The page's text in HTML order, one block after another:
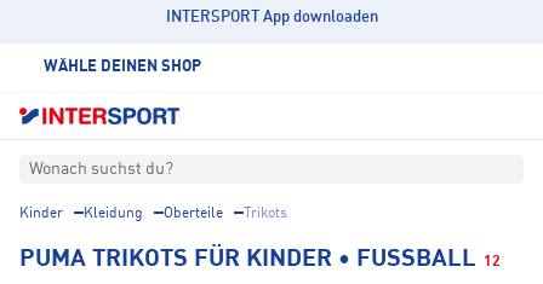
INTERSPORT App downloaden
WÄHLE DEINEN SHOP
Wonach suchst du?
Kinder Kleidung Oberteile Trikots
PUMA TRIKOTS FÜR KINDER • FUSSBALL 12